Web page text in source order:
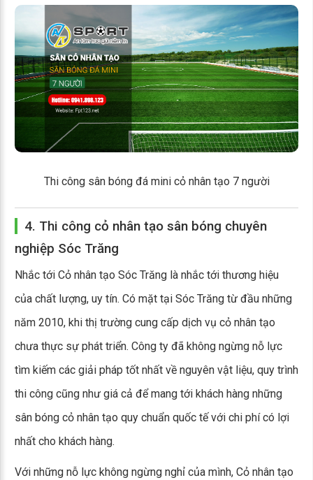
Thi công sân bóng đá mini cỏ nhân tạo 7 người
4. Thi công cỏ nhân tạo sân bóng chuyên
nghiệp Sóc Trăng
Nhắc tới Cỏ nhân tạo Sóc Trăng là nhắc tới thương hiệu
của chất lượng, uy tín. Có mặt tại Sóc Trăng từ đầu những
năm 2010, khi thị trường cung cấp dịch vụ cỏ nhân tạo
chưa thực sự phát triển. Công ty đã không ngừng nỗ lực
tìm kiếm các giải pháp tốt nhất về nguyên vật liệu, quy trình
thi công cũng như giá cả để mang tới khách hàng những
sân bóng cỏ nhân tạo quy chuẩn quốc tế với chi phí có lợi
nhất cho khách hàng.
Với những nỗ lực không ngừng nghỉ của mình, Cỏ nhân tạo